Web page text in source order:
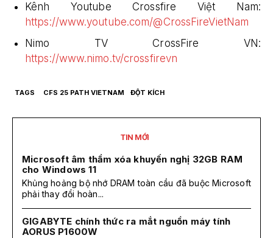
Kênh Youtube Crossfire Việt Nam:
https://www.youtube.com/@CrossFireVietNam
Nimo TV CrossFire VN:
https://www.nimo.tv/crossfirevn
TAGS CFS 25 PATH VIETNAM ĐỘT KÍCH
TIN MỚI
Microsoft âm thầm xóa khuyến nghị 32GB RAM
cho Windows 11
Khủng hoảng bộ nhớ DRAM toàn cầu đã buộc Microsoft
phải thay đổi hoàn...
GIGABYTE chính thức ra mắt nguồn máy tính
AORUS P1600W